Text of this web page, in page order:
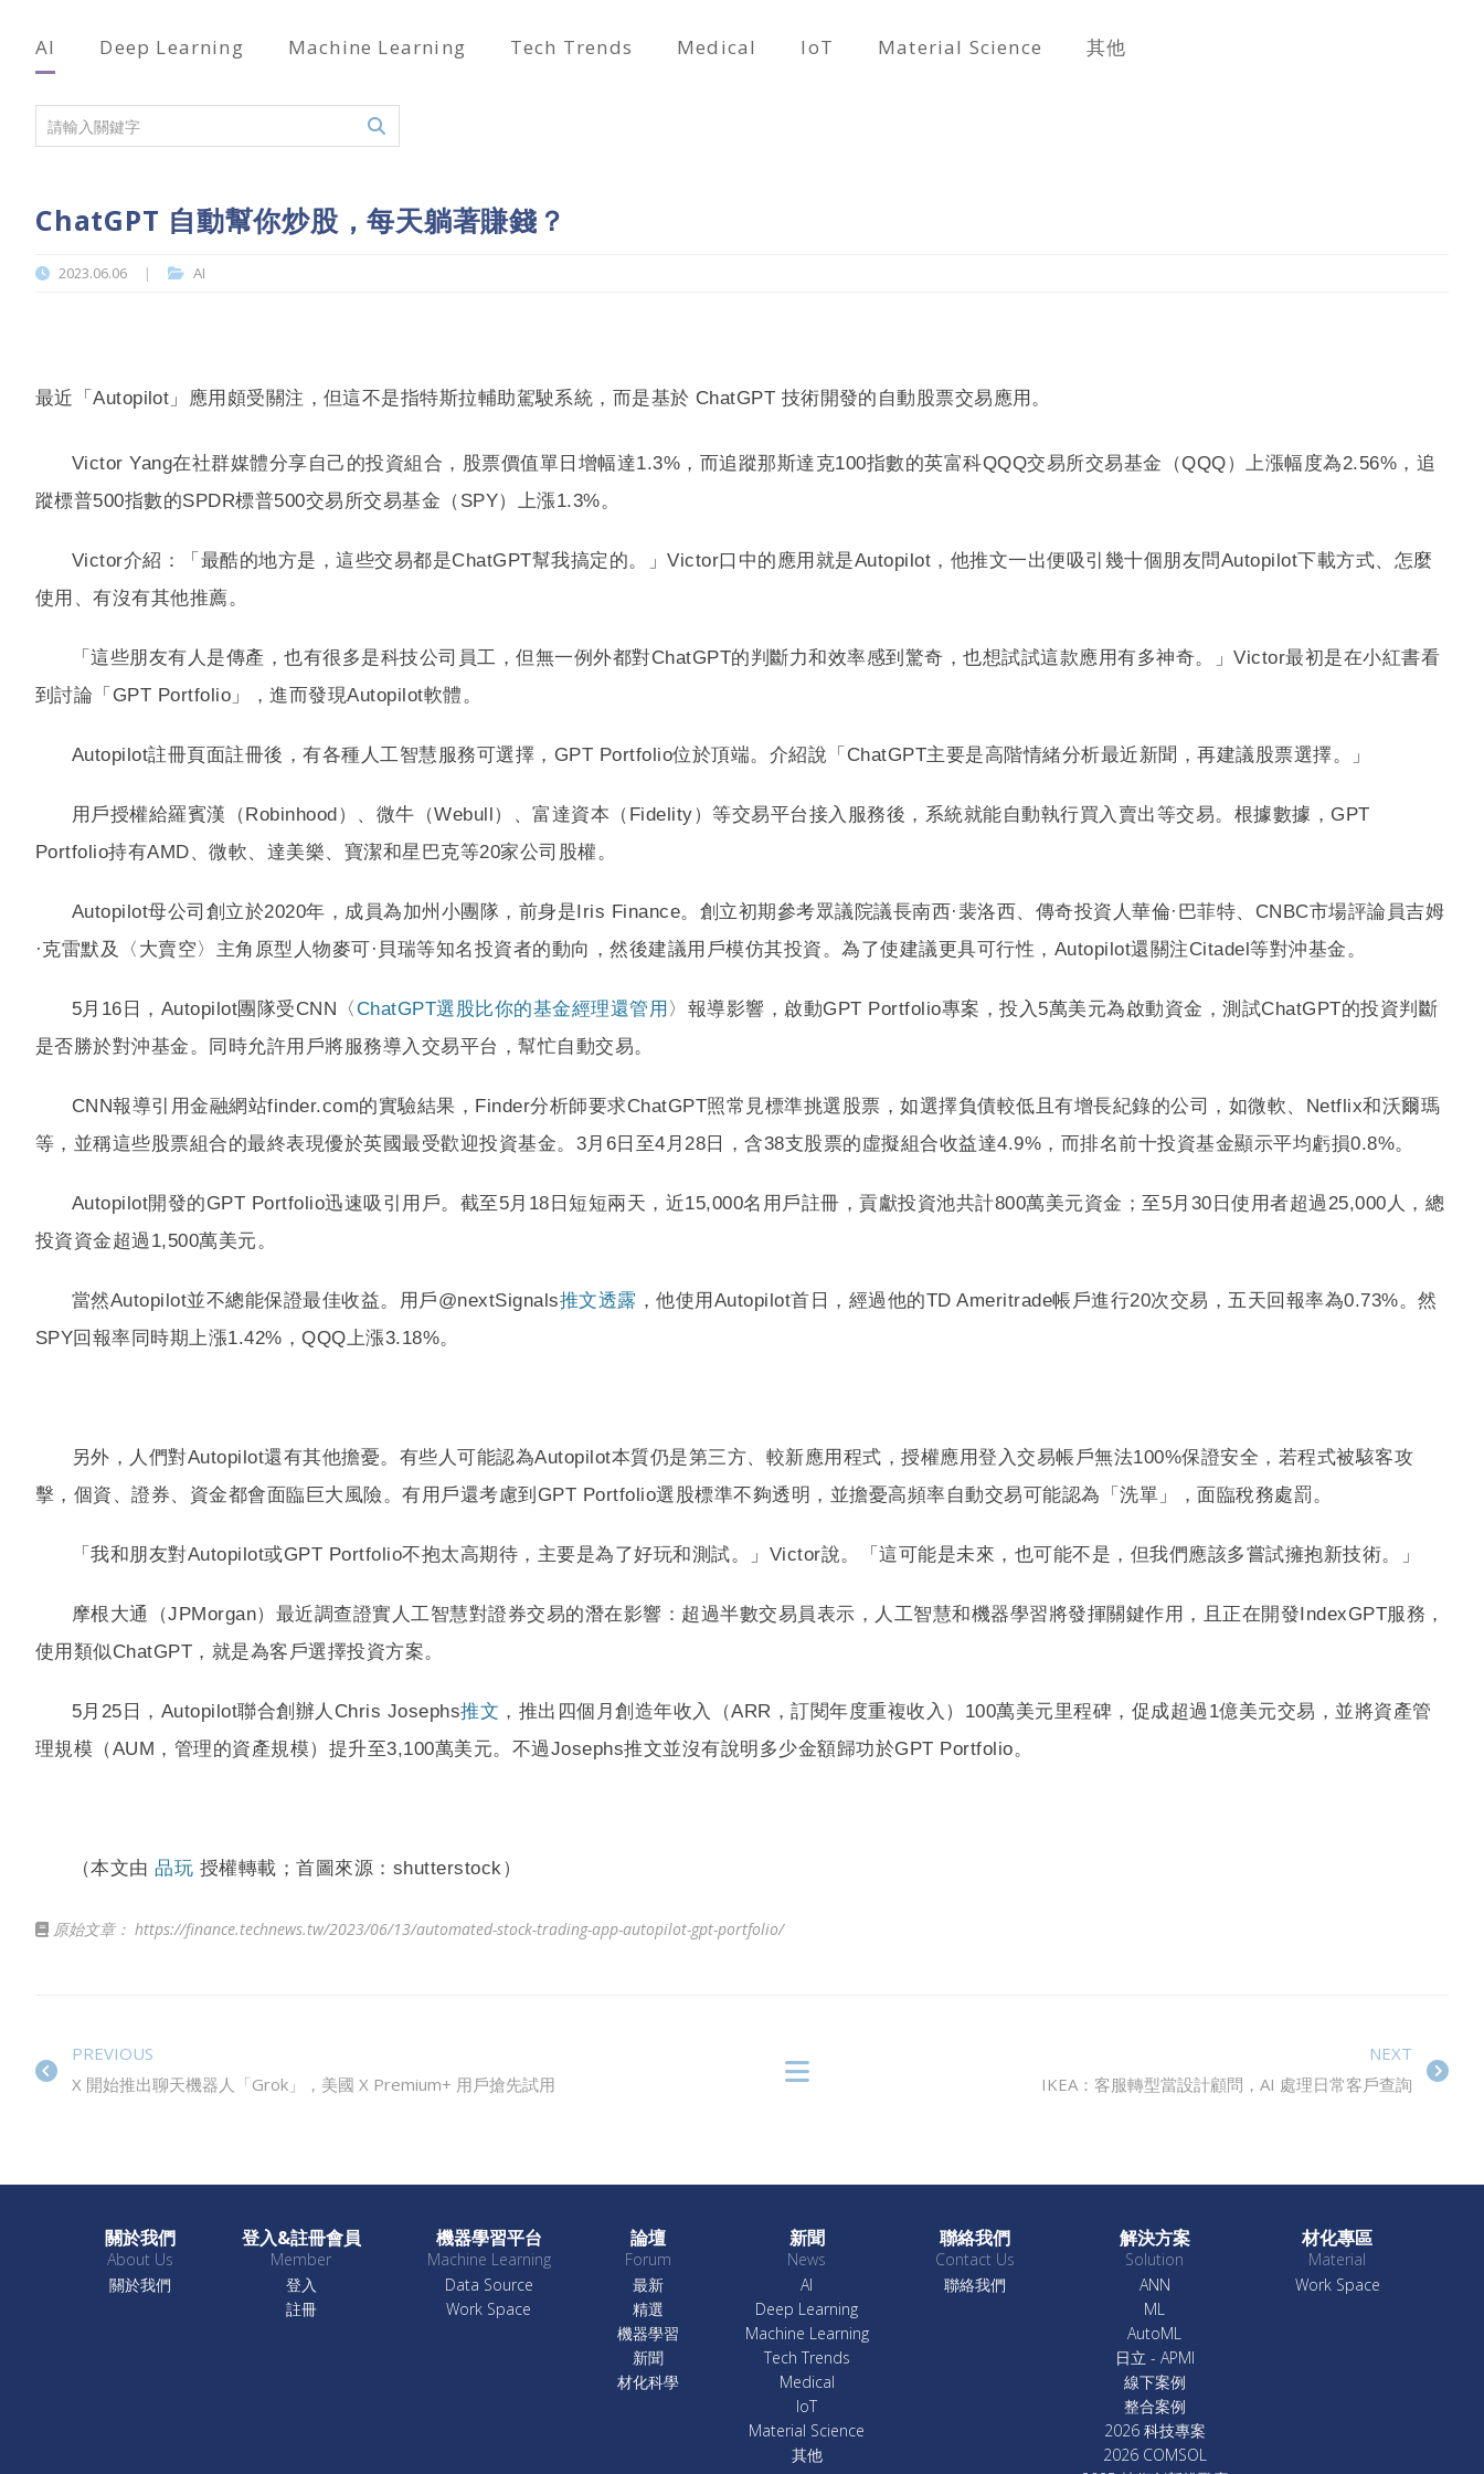
AI Deep Learning Machine Learning Tech Trends Medical IoT Material Science 其他
ChatGPT 自動幫你炒股，每天躺著賺錢？
2023.06.06 | AI
最近「Autopilot」應用頗受關注，但這不是指特斯拉輔助駕駛系統，而是基於 ChatGPT 技術開發的自動股票交易應用。
Victor Yang在社群媒體分享自己的投資組合，股票價值單日增幅達1.3%，而追蹤那斯達克100指數的英富科QQQ交易所交易基金（QQQ）上漲幅度為2.56%，追
蹤標普500指數的SPDR標普500交易所交易基金（SPY）上漲1.3%。
Victor介紹：「最酷的地方是，這些交易都是ChatGPT幫我搞定的。」Victor口中的應用就是Autopilot，他推文一出便吸引幾十個朋友問Autopilot下載方式、怎麼
使用、有沒有其他推薦。
「這些朋友有人是傳產，也有很多是科技公司員工，但無一例外都對ChatGPT的判斷力和效率感到驚奇，也想試試這款應用有多神奇。」Victor最初是在小紅書看
到討論「GPT Portfolio」，進而發現Autopilot軟體。
Autopilot註冊頁面註冊後，有各種人工智慧服務可選擇，GPT Portfolio位於頂端。介紹說「ChatGPT主要是高階情緒分析最近新聞，再建議股票選擇。」
用戶授權給羅賓漢（Robinhood）、微牛（Webull）、富達資本（Fidelity）等交易平台接入服務後，系統就能自動執行買入賣出等交易。根據數據，GPT
Portfolio持有AMD、微軟、達美樂、寶潔和星巴克等20家公司股權。
Autopilot母公司創立於2020年，成員為加州小團隊，前身是Iris Finance。創立初期參考眾議院議長南西·裴洛西、傳奇投資人華倫·巴菲特、CNBC市場評論員吉姆
·克雷默及〈大賣空〉主角原型人物麥可·貝瑞等知名投資者的動向，然後建議用戶模仿其投資。為了使建議更具可行性，Autopilot還關注Citadel等對沖基金。
5月16日，Autopilot團隊受CNN〈ChatGPT選股比你的基金經理還管用 〉報導影響，啟動GPT Portfolio專案，投入5萬美元為啟動資金，測試ChatGPT的投資判斷
是否勝於對沖基金。同時允許用戶將服務導入交易平台，幫忙自動交易。
CNN報導引用金融網站finder.com的實驗結果，Finder分析師要求ChatGPT照常見標準挑選股票，如選擇負債較低且有增長紀錄的公司，如微軟、Netflix和沃爾瑪
等，並稱這些股票組合的最終表現優於英國最受歡迎投資基金。3月6日至4月28日，含38支股票的虛擬組合收益達4.9%，而排名前十投資基金顯示平均虧損0.8%。
Autopilot開發的GPT Portfolio迅速吸引用戶。截至5月18日短短兩天，近15,000名用戶註冊，貢獻投資池共計800萬美元資金；至5月30日使用者超過25,000人，總
投資資金超過1,500萬美元。
當然Autopilot並不總能保證最佳收益。用戶@nextSignals推文透露 ，他使用Autopilot首日，經過他的TD Ameritrade帳戶進行20次交易，五天回報率為0.73%。然
SPY回報率同時期上漲1.42%，QQQ上漲3.18%。
另外，人們對Autopilot還有其他擔憂。有些人可能認為Autopilot本質仍是第三方、較新應用程式，授權應用登入交易帳戶無法100%保證安全，若程式被駭客攻
擊，個資、證券、資金都會面臨巨大風險。有用戶還考慮到GPT Portfolio選股標準不夠透明，並擔憂高頻率自動交易可能認為「洗單」，面臨稅務處罰。
「我和朋友對Autopilot或GPT Portfolio不抱太高期待，主要是為了好玩和測試。」Victor說。「這可能是未來，也可能不是，但我們應該多嘗試擁抱新技術。」
摩根大通（JPMorgan）最近調查證實人工智慧對證券交易的潛在影響：超過半數交易員表示，人工智慧和機器學習將發揮關鍵作用，且正在開發IndexGPT服務，
使用類似ChatGPT，就是為客戶選擇投資方案。
5月25日，Autopilot聯合創辦人Chris Josephs推文 ，推出四個月創造年收入（ARR，訂閱年度重複收入）100萬美元里程碑，促成超過1億美元交易，並將資產管
理規模（AUM，管理的資產規模）提升至3,100萬美元。不過Josephs推文並沒有說明多少金額歸功於GPT Portfolio。
（本文由品玩 授權轉載；首圖來源：shutterstock）
原始文章： https://finance.technews.tw/2023/06/13/automated-stock-trading-app-autopilot-gpt-portfolio/
PREVIOUS
X 開始推出聊天機器人「Grok」，美國 X Premium+ 用戶搶先試用
NEXT
IKEA：客服轉型當設計顧問，AI 處理日常客戶查詢
關於我們
About Us
關於我們
登入&註冊會員
Member
登入
註冊
機器學習平台
Machine Learning
Data Source
Work Space
論壇
Forum
最新
精選
機器學習
新聞
材化科學
新聞
News
AI
Deep Learning
Machine Learning
Tech Trends
Medical
IoT
Material Science
其他
聯絡我們
Contact Us
聯絡我們
解決方案
Solution
ANN
ML
AutoML
日立 - APMI
線下案例
整合案例
2026 科技專案
2026 COMSOL
材化專區
Material
Work Space